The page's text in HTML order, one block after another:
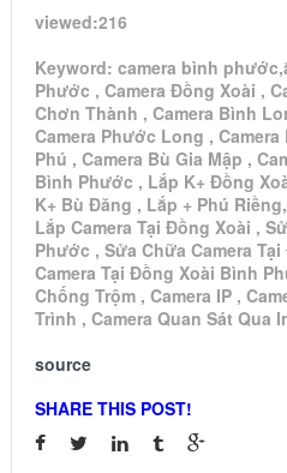
viewed:216
Keyword: camera bình
Phước , Camera Đồng Xoài ,
Chơn Thành , Camera Bình
Camera Phước Long ,
Phú , Camera Bù Gia Mập ,
Bình Phước , Lắp K+ Đồng
K+ Bù Đăng , Lắp + Phú
Lắp Camera Tại Đồng Xoài ,
Phước , Sửa Chữa Camera
Camera Tại Đồng Xoài Bình
Chống Trộm , Camera IP ,
Trình , Camera Quan Sát Qua
source
SHARE THIS POST!